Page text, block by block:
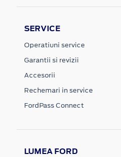
SERVICE
Operatiuni service
Garantii si revizii
Accesorii
Rechemari in service
FordPass Connect
LUMEA FORD